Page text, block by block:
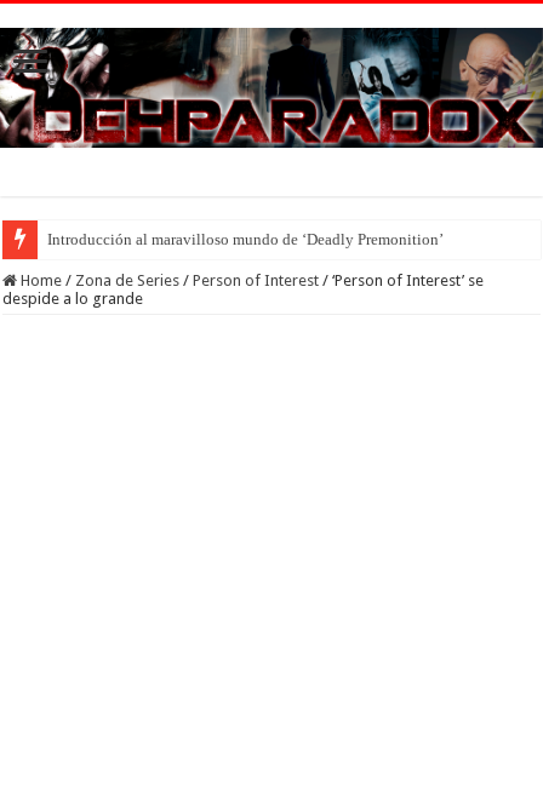
Introducción al maravilloso mundo de ‘Deadly Premonition’
Home / Zona de Series / Person of Interest / ‘Person of Interest’ se
despide a lo grande